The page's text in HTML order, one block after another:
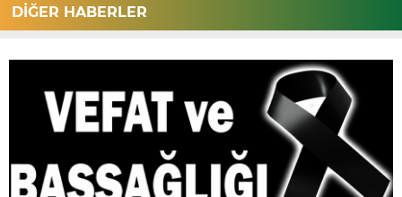
DİĞER HABERLER